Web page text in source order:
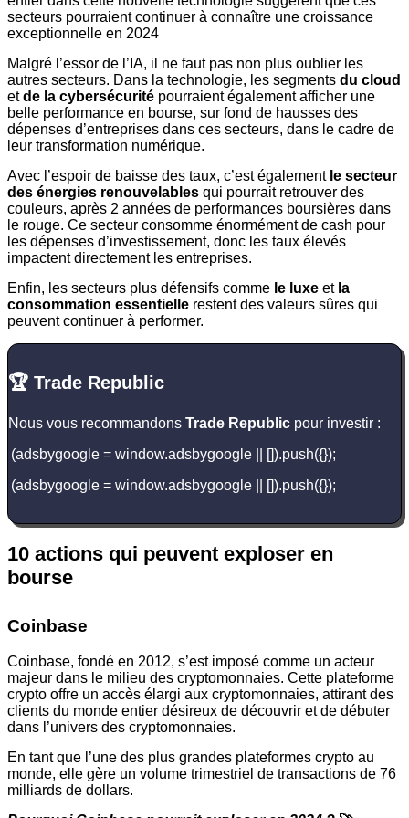
secteurs pourraient continuer à connaître une croissance
exceptionnelle en 2024
Malgré l’essor de l’IA, il ne faut pas non plus oublier les
autres secteurs. Dans la technologie, les segments du cloud
etde la cybersécurité pourraient également afficher une
belle performance en bourse, sur fond de hausses des
dépenses d’entreprises dans ces secteurs, dans le cadre de
leur transformation numérique.
Avec l’espoir de baisse des taux, c’est également le secteur
des énergies renouvelables qui pourrait retrouver des
couleurs, après 2 années de performances boursières dans
le rouge. Ce secteur consomme énormément de cash pour
les dépenses d’investissement, donc les taux élevés
impactent directement les entreprises.
Enfin, les secteurs plus défensifs comme le luxe etla
consommation essentielle restent des valeurs sûres qui
peuvent continuer à performer.
🏆 Trade Republic
Nous vous recommandons Trade Republic pour investir :
(adsbygoogle = window.adsbygoogle || []).push({});
(adsbygoogle = window.adsbygoogle || []).push({});
10 actions qui peuvent exploser en
bourse
Coinbase
Coinbase, fondé en 2012, s’est imposé comme un acteur
majeur dans le milieu des cryptomonnaies. Cette plateforme
crypto offre un accès élargi aux cryptomonnaies, attirant des
clients du monde entier désireux de découvrir et de débuter
dans l’univers des cryptomonnaies.
En tant que l’une des plus grandes plateformes crypto au
monde, elle gère un volume trimestriel de transactions de 76
milliards de dollars.